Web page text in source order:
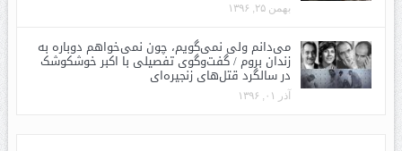
بهمن ۲۵, ۱۳۹۶
می‌دانم ولی نمی‌گویم، چون نمی‌خواهم دوباره به
زندان بروم / گفت‌وگوی تفصیلی با اکبر خوشکوشک
در سالگرد قتل‌های زنجیره‌ای
آذر ۰۱, ۱۳۹۶